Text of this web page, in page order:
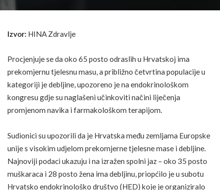
Izvor: HINA Zdravlje
Procjenjuje se da oko 65 posto odraslih u Hrvatskoj ima
prekomjernu tjelesnu masu, a približno četvrtina populacije u
kategoriji je debljine, upozoreno je na endokrinološkom
kongresu gdje su naglašeni učinkoviti načini liječenja
promjenom navika i farmakološkom terapijom.
Sudionici su upozorili da je Hrvatska među zemljama Europske
unije s visokim udjelom prekomjerne tjelesne mase i debljine.
Najnoviji podaci ukazuju i na izražen spolni jaz – oko 35 posto
muškaraca i 28 posto žena ima debljinu, priopćilo je u subotu
Hrvatsko endokrinološko društvo (HED) koje je organiziralo